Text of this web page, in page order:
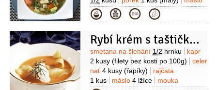
1 lžíce
majoránka1 lžíce
Kategorie
Rybí krém s taštičkami
Suroviny
smetana na šlehání 1/2 hrnku
kapr
2 kusy (filety bez kosti po 100g)
celer
nať4 kusy (řapíky)
rajčata
1 kus
máslo 4 lžíce
mouka